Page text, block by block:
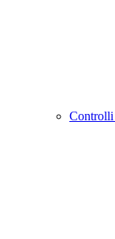
Controlli